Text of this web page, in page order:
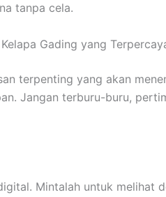
tanpa cela.
Gading yang
terpenting yang akan
Jangan terburu-buru,
Mintalah untuk melihat